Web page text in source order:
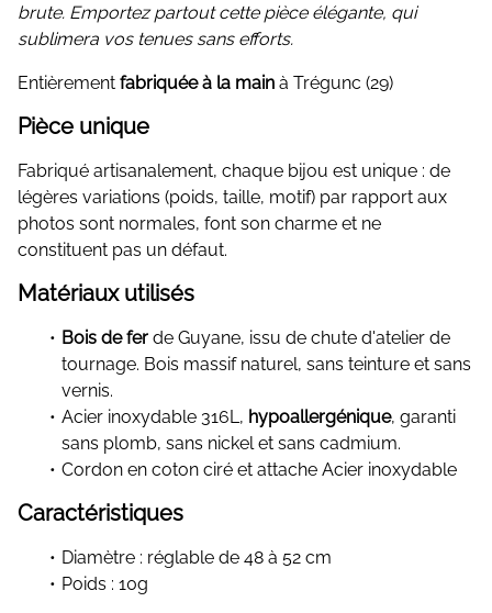
brute. Emportez partout cette pièce élégante, qui
sublimera vos tenues sans efforts.
Entièrement fabriquée à la main à Trégunc (29)
Pièce unique
Fabriqué artisanalement, chaque bijou est unique : de
légères variations (poids, taille, motif) par rapport aux
photos sont normales, font son charme et ne
constituent pas un défaut.
Matériaux utilisés
Bois de fer de Guyane, issu de chute d'atelier de
tournage. Bois massif naturel, sans teinture et sans
vernis.
Acier inoxydable 316L, hypoallergénique, garanti
sans plomb, sans nickel et sans cadmium.
Cordon en coton ciré et attache Acier inoxydable
Caractéristiques
Diamètre : réglable de 48 à 52 cm
Poids : 10g